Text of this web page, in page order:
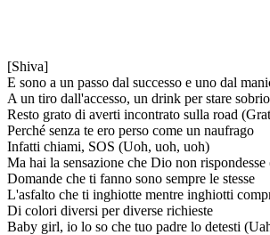
[Shiva]
E sono a un passo dal successo e uno dal
A un tiro dall'accesso, un drink per stare
Resto grato di averti incontrato sulla road
Perché senza te ero perso come un naufrago
Infatti chiami, SOS (Uoh, uoh, uoh)
Ma hai la sensazione che Dio non
Domande che ti fanno sono sempre le stesse
L'asfalto che ti inghiotte mentre inghiotti
Di colori diversi per diverse richieste
Baby girl, io lo so che tuo padre lo detesti